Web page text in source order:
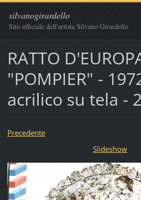
silvanogirardello
Sito ufficiale dell'artista Silvano Girardello
RATTO
"POMPIER" -
acrilico su tela -
Precedente
Slideshow